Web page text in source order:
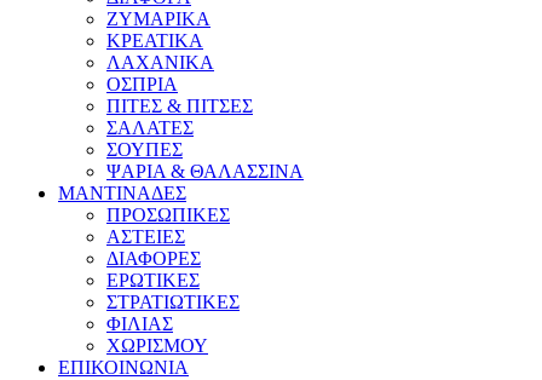
ΖΥΜΑΡΙΚΑ
ΚΡΕΑΤΙΚΑ
ΛΑΧΑΝΙΚΑ
ΟΣΠΡΙΑ
ΠΙΤΕΣ & ΠΙΤΣΕΣ
ΣΑΛΑΤΕΣ
ΣΟΥΠΕΣ
ΨΑΡΙΑ & ΘΑΛΑΣΣΙΝΑ
ΜΑΝΤΙΝΑΔΕΣ
ΠΡΟΣΩΠΙΚΕΣ
ΑΣΤΕΙΕΣ
ΔΙΑΦΟΡΕΣ
ΕΡΩΤΙΚΕΣ
ΣΤΡΑΤΙΩΤΙΚΕΣ
ΦΙΛΙΑΣ
ΧΩΡΙΣΜΟΥ
ΕΠΙΚΟΙΝΩΝΙΑ